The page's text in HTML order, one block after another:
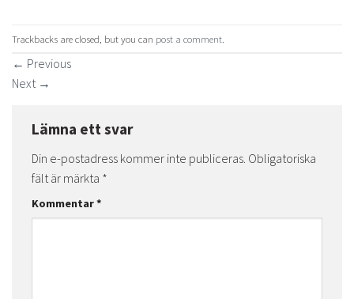
Trackbacks are closed, but you can post a comment
← Previous
Next →
Lämna ett svar
Din e-postadress kommer inte publiceras. Obligatoriska
fält är märkta *
Kommentar*